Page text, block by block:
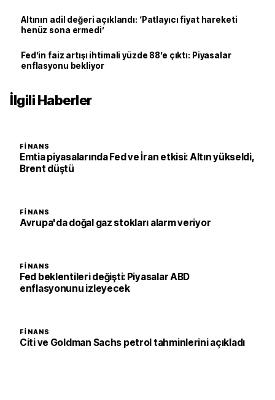
Altının adil değeri açıklandı: ‘Patlayıcı fiyat hareketi
henüz sona ermedi’
Fed’in faiz artışı ihtimali yüzde 88’e çıktı: Piyasalar
enflasyonu bekliyor
İlgili Haberler
FINANS
Emtia piyasalarında Fed ve İran etkisi: Altın yükseldi,
Brent düştü
FINANS
Avrupa'da doğal gaz stokları alarm veriyor
FINANS
Fed beklentileri değişti: Piyasalar ABD
enflasyonunu izleyecek
FINANS
Citi ve Goldman Sachs petrol tahminlerini açıkladı